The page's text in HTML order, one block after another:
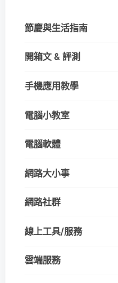
節慶與生活指南
開箱文 & 評測
手機應用教學
電腦小教室
電腦軟體
網路大小事
網路社群
線上工具/服務
雲端服務